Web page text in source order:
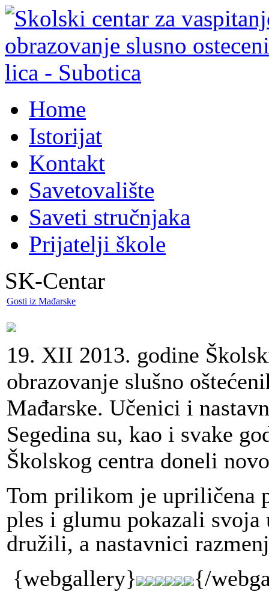
Home
Istorijat
Kontakt
Savetovalište
Saveti stručnjaka
Prijatelji škole
SK-Centar
Gosti iz Mađarske
19. XII 2013. godine
obrazovanje slušno
Mađarske. Učenici i
Segedina su, kao i svake
Školskog centra doneli
Tom prilikom je upriličena
ples i glumu pokazali svoja
družili, a nastavnici
{webgallery}
{/